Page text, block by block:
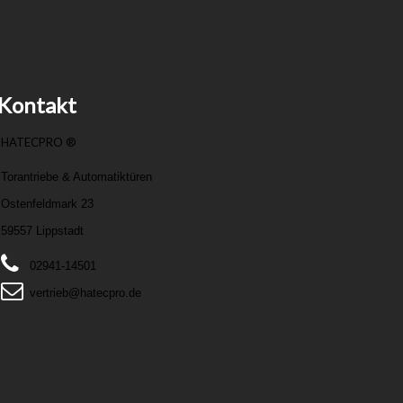
Kontakt
HATECPRO ®
Torantriebe & Automatiktüren
Ostenfeldmark 23
59557 Lippstadt
02941-14501
vertrieb@hatecpro.de